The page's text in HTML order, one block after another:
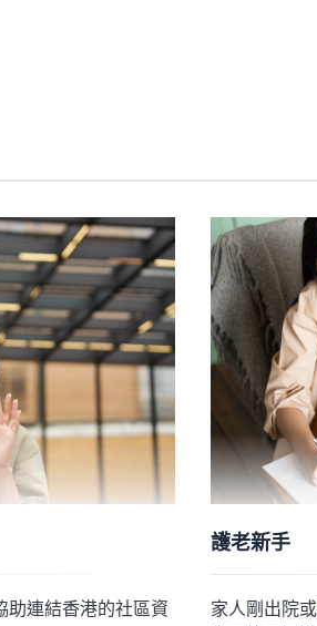
助連結香港的社區資
護老新手
家人剛出院